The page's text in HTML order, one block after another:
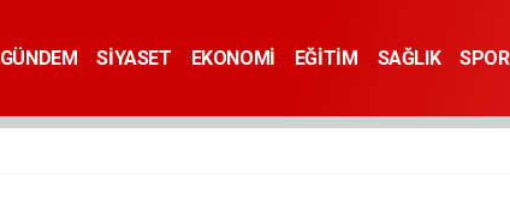
GÜNDEM SİYASET EKONOMİ EĞİTİM SAĞLIK SPOR